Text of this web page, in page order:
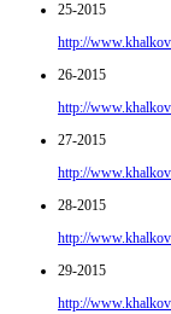
25-2015
http://
26-2015
http://
27-2015
http://
28-2015
http://
29-2015
http://